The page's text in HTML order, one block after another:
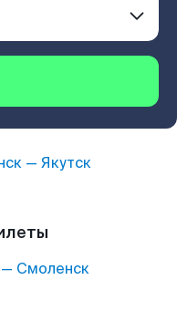
— Якутск
— Смоленск